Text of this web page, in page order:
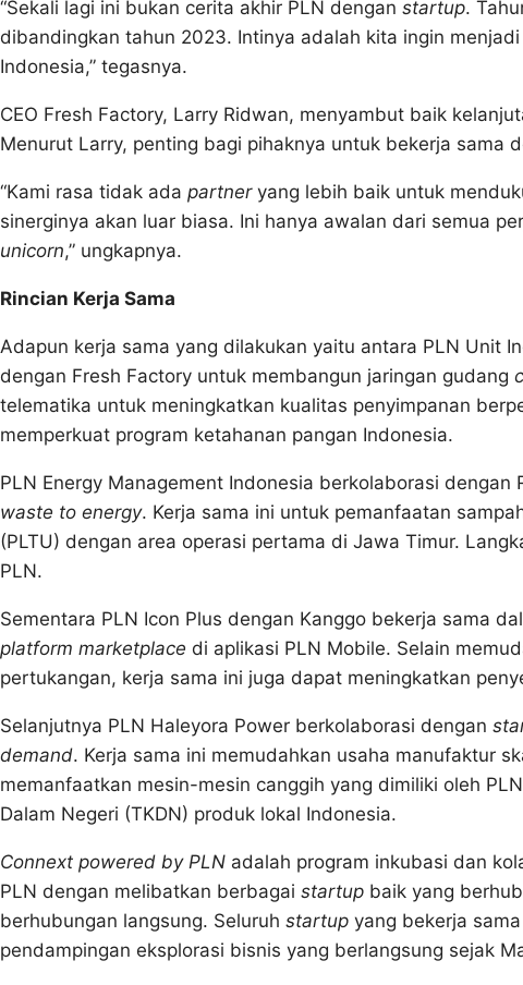
“Sekali lagi ini bukan cerita akhir PLN dengan startup.
dibandingkan tahun 2023. Intinya adalah kita ingin
Indonesia,” tegasnya.
CEO Fresh Factory, Larry Ridwan, menyambut baik
Menurut Larry, penting bagi pihaknya untuk bekerja sama
“Kami rasa tidak ada partneryang lebih baik untuk
sinerginya akan luar biasa. Ini hanya awalan dari semua
unicorn,” ungkapnya.
Rincian Kerja Sama
Adapun kerja sama yang dilakukan yaitu antara PLN Unit
dengan Fresh Factory untuk membangun jaringan gudang
telematika untuk meningkatkan kualitas penyimpanan
memperkuat program ketahanan pangan Indonesia.
PLN Energy Management Indonesia berkolaborasi dengan
waste to energy. Kerja sama ini untuk pemanfaatan
(PLTU) dengan area operasi pertama di Jawa Timur.
PLN.
Sementara PLN Icon Plus dengan Kanggo bekerja sama
platform marketplace di aplikasi PLN Mobile. Selain
pertukangan, kerja sama ini juga dapat meningkatkan
Selanjutnya PLN Haleyora Power berkolaborasi dengan
demand. Kerja sama ini memudahkan usaha manufaktur
memanfaatkan mesin-mesin canggih yang dimiliki oleh
Dalam Negeri (TKDN) produk lokal Indonesia.
Connext powered by PLN adalah program inkubasi dan
PLN dengan melibatkan berbagai startup baik yang
berhubungan langsung. Seluruh startup yang bekerja
pendampingan eksplorasi bisnis yang berlangsung sejak